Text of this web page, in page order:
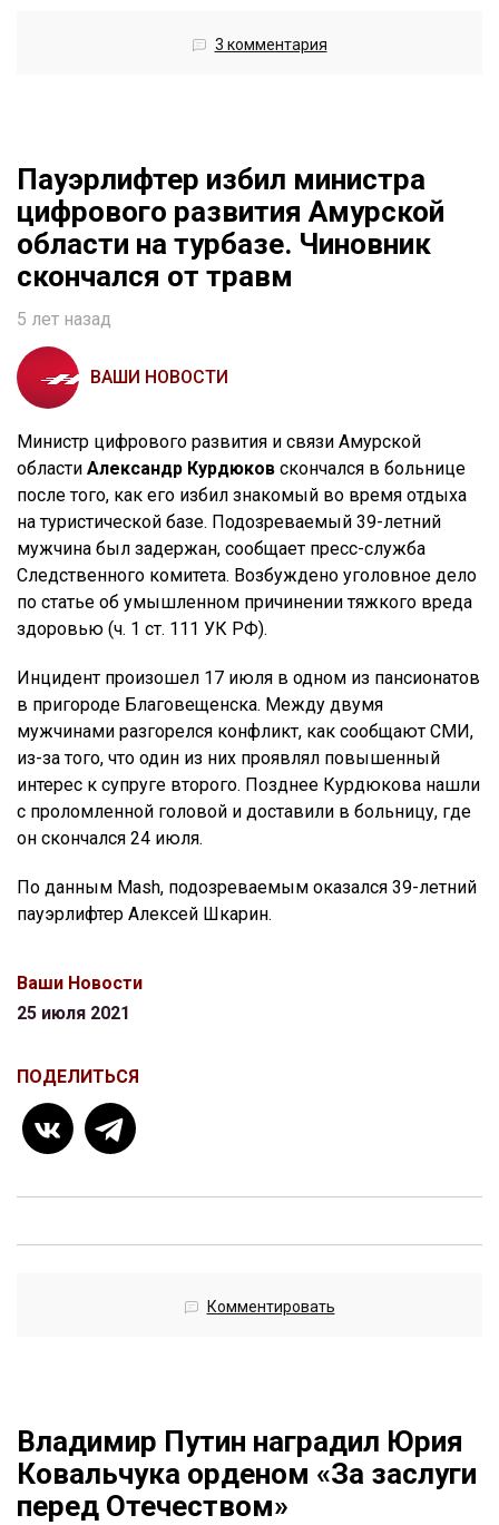
3 комментария
Пауэрлифтер избил министра
цифрового развития Амурской
области на турбазе. Чиновник
скончался от травм
5 лет назад
ВАШИ НОВОСТИ
Министр цифрового развития и связи Амурской
области Александр Курдюков скончался в больнице
после того, как его избил знакомый во время отдыха
на туристической базе. Подозреваемый 39-летний
мужчина был задержан, сообщает пресс-служба
Следственного комитета. Возбуждено уголовное дело
по статье об умышленном причинении тяжкого вреда
здоровью (ч. 1 ст. 111 УК РФ).
Инцидент произошел 17 июля в одном из пансионатов
в пригороде Благовещенска. Между двумя
мужчинами разгорелся конфликт, как сообщают СМИ,
из-за того, что один из них проявлял повышенный
интерес к супруге второго. Позднее Курдюкова нашли
с проломленной головой и доставили в больницу, где
он скончался 24 июля.
По данным Mash, подозреваемым оказался 39-летний
пауэрлифтер Алексей Шкарин.
Ваши Новости
25 июля 2021
ПОДЕЛИТЬСЯ
Комментировать
Владимир Путин наградил Юрия
Ковальчука орденом «За заслуги
перед Отечеством»